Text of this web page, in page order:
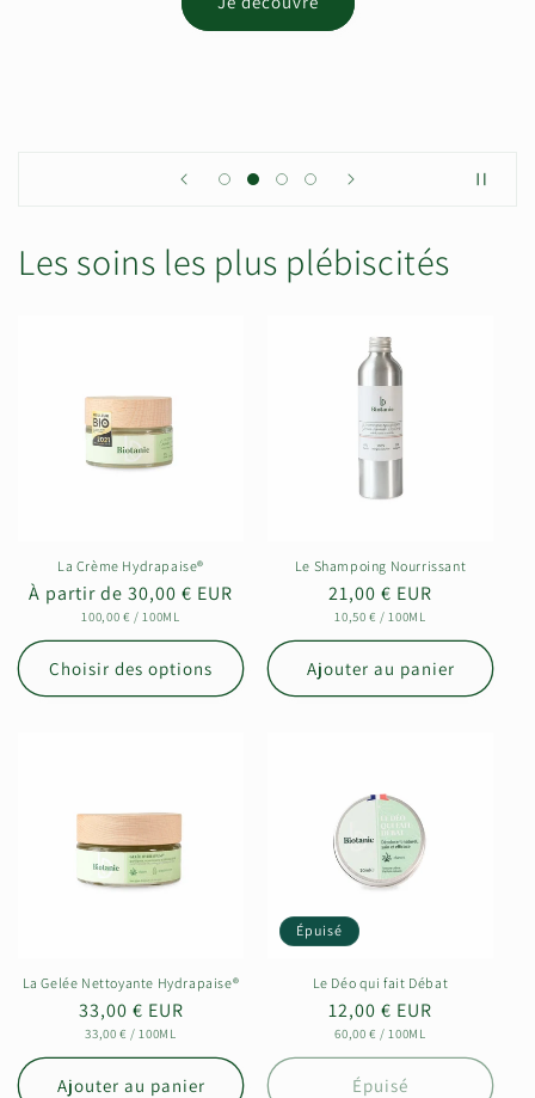
Les soins les plus plébiscités
La Crème Hydrapaise®
Prix
habituel
À partir de 30,00 € EUR
PRIX
100,00 € / PAR
100ML
Choisir des options
Le Shampoing Nourrissant
Prix
habituel
21,00 € EUR
PRIX
10,50 € / PAR
100ML
Ajouter au panier
La Gelée Nettoyante Hydrapaise®
Prix
habituel
33,00 € EUR
PRIX
33,00 € / PAR
100ML
Ajouter au panier
Épuisé
Le Déo qui fait Débat
Prix
habituel
12,00 € EUR
PRIX
60,00 € / PAR
100ML
Épuisé